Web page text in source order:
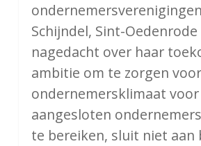
Schijndel, Sint-
nagedacht over haar
ambitie om te zorgen
ondernemersklimaat voor
aangesloten
te bereiken, sluit niet aan